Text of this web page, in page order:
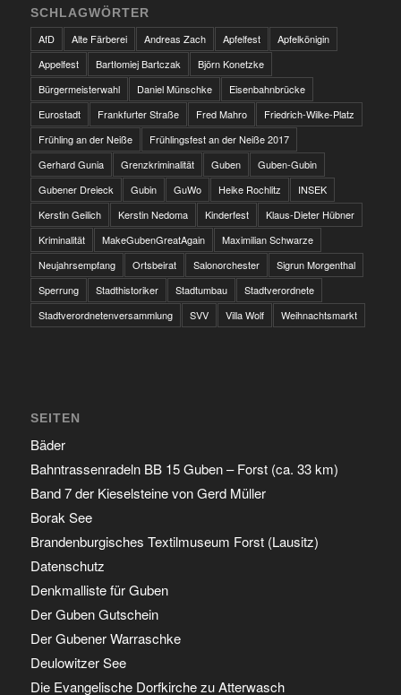
SCHLAGWÖRTER
AfD
Alte Färberei Andreas Zach Apfelfest
Apfelkönigin
Appelfest
Bartłomiej Bartczak
Björn Konetzke
Bürgermeisterwahl
Daniel Münschke
Eisenbahnbrücke
Eurostadt
Frankfurter Straße Fred Mahro
Friedrich-Wilke-Platz
Frühling an der Neiße
Frühlingsfest an der Neiße 2017
Gerhard Gunia
Grenzkriminalität Guben
Guben-Gubin
Gubener Dreieck
Gubin GuWo Heike Rochlitz
INSEK
Kerstin Geilich
Kerstin Nedoma Kinderfest
Klaus-Dieter Hübner
Kriminalität
MakeGubenGreatAgain
Maximilian Schwarze
Neujahrsempfang
Ortsbeirat Salonorchester
Sigrun Morgenthal
Sperrung
Stadthistoriker Stadtumbau
Stadtverordnete
Stadtverordnetenversammlung
SVV Villa Wolf Weihnachtsmarkt
SEITEN
Bäder
Bahntrassenradeln BB 15 Guben – Forst (ca. 33 km)
Band 7 der Kieselsteine von Gerd Müller
Borak See
Brandenburgisches Textilmuseum Forst (Lausitz)
Datenschutz
Denkmalliste für Guben
Der Guben Gutschein
Der Gubener Warraschke
Deulowitzer See
Die Evangelische Dorfkirche zu Atterwasch